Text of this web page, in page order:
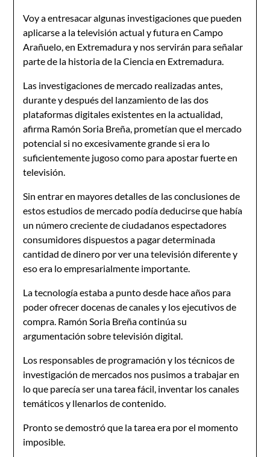
Voy a entresacar algunas investigaciones que pueden
aplicarse a la televisión actual y futura en Campo
Arañuelo, en Extremadura y nos servirán para señalar
parte de la historia de la Ciencia en Extremadura.
Las investigaciones de mercado realizadas antes,
durante y después del lanzamiento de las dos
plataformas digitales existentes en la actualidad,
afirma Ramón Soria Breña, prometían que el mercado
potencial si no excesivamente grande si era lo
suficientemente jugoso como para apostar fuerte en
televisión.
Sin entrar en mayores detalles de las conclusiones de
estos estudios de mercado podía deducirse que había
un número creciente de ciudadanos espectadores
consumidores dispuestos a pagar determinada
cantidad de dinero por ver una televisión diferente y
eso era lo empresarialmente importante.
La tecnología estaba a punto desde hace años para
poder ofrecer docenas de canales y los ejecutivos de
compra. Ramón Soria Breña continúa su
argumentación sobre televisión digital.
Los responsables de programación y los técnicos de
investigación de mercados nos pusimos a trabajar en
lo que parecía ser una tarea fácil, inventar los canales
temáticos y llenarlos de contenido.
Pronto se demostró que la tarea era por el momento
imposible.